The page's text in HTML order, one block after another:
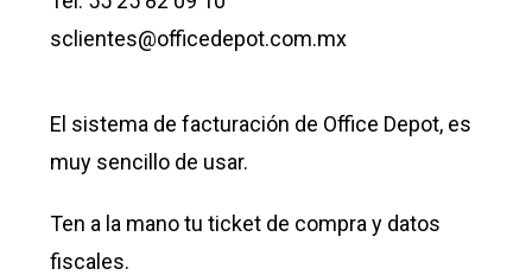
sclientes@officedepot.com.mx
El sistema de facturación de Office Depot, es
muy sencillo de usar.
Ten a la mano tu ticket de compra y datos
fiscales.